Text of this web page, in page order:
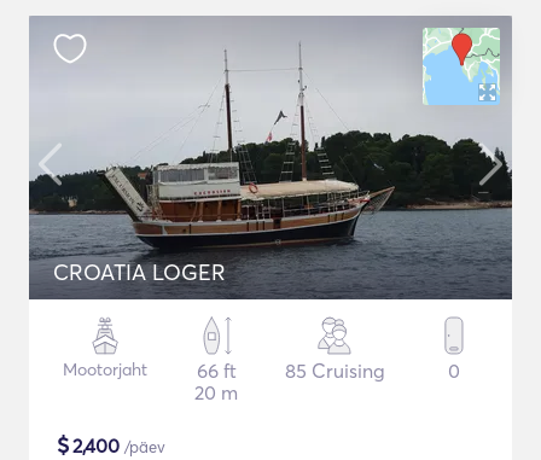
CROATIA LOGER
Mootorjaht
66 ft
20 m
85 Cruising 0
$2,400 /päev